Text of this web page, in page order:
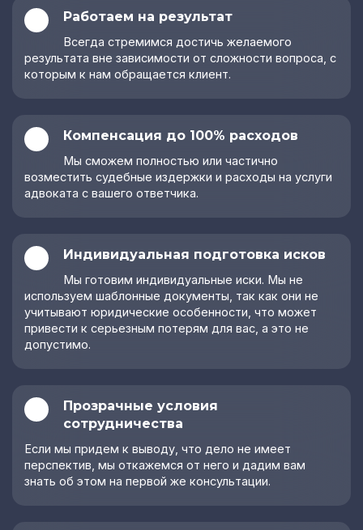
Взыскание
задолженности
Взыскание
задолженности в
государственными
органами
Правовая защита
бизнеса
Правовой
Арбитражные
споры
Представительство
в арбитражном
юридическое
обслуживание
аутсорсинг
Юридическое
право
Постановка на
сопровождение
предприятий
Экологический
аудит
разрешения
Работаем на результат
Всегда стремимся достичь желаемого
результата вне зависимости от сложности вопроса, с
которым к нам обращается клиент.
Компенсация до 100% расходов
Мы сможем полностью или частично
возместить судебные издержки и расходы на услуги
адвоката с вашего ответчика.
Индивидуальная подготовка исков
Мы готовим индивидуальные иски. Мы не
используем шаблонные документы, так как они не
учитывают юридические особенности, что может
привести к серьезным потерям для вас, а это не
допустимо.
Прозрачные условия
сотрудничества
Если мы придем к выводу, что дело не имеет
перспектив, мы откажемся от него и дадим вам
знать об этом на первой же консультации.